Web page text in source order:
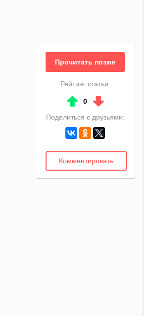
Прочитать позже
Рейтинг статьи:
↑ 0 ↓
Поделиться с друзьями:
Комментировать